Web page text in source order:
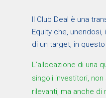
Il Club Deal è una
Equity che,
di un target, in
L’allocazione di una
singoli investitori,
rilevanti, ma anche